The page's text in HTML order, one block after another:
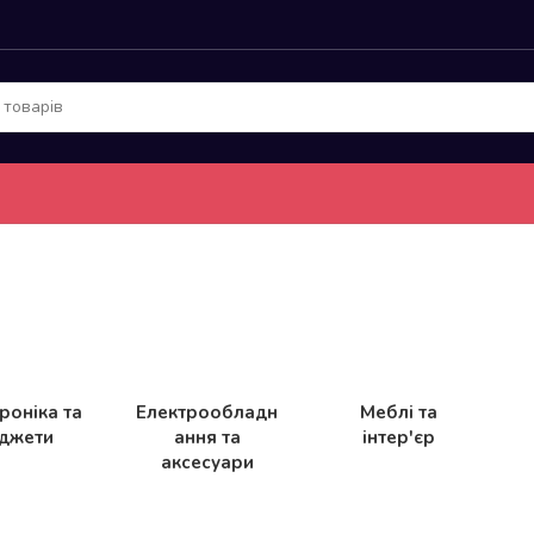
та
Електрообладн
ання та
аксесуари
Меблі та
інтер'єр